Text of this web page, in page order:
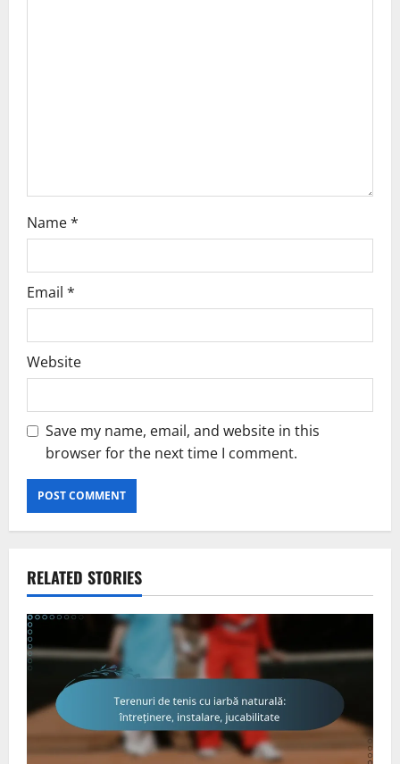
Name*
Email *
Website
Save my name, email, and website in this
browser for the next time I comment.
RELATED STORIES